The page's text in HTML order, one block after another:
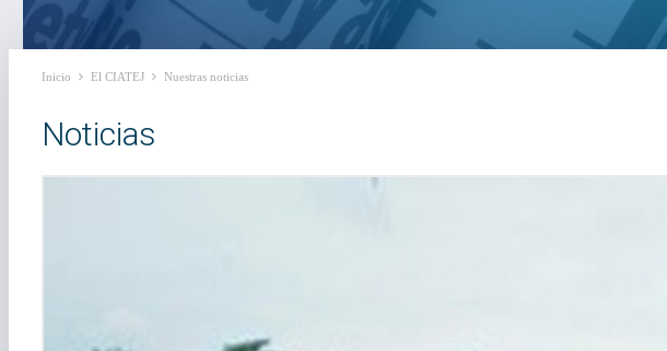
Inicio El CIATEJ Nuestras noticias
Noticias